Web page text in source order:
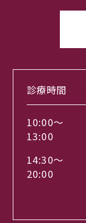
診療時間
10:00～
13:00
14:30～
20:00